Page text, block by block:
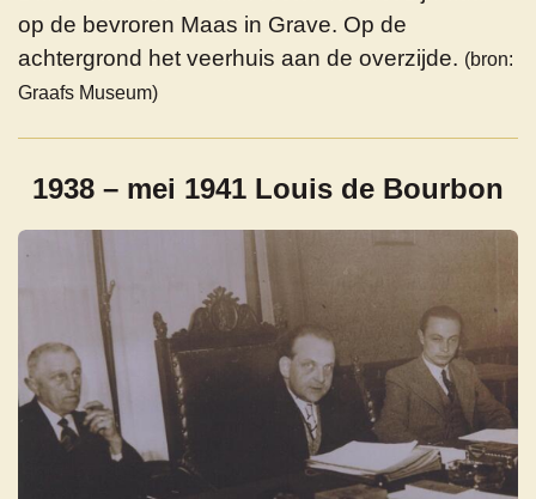
op de bevroren Maas in Grave. Op de
achtergrond het veerhuis aan de overzijde. (bron:
Graafs Museum)
1938 – mei 1941 Louis de Bourbon